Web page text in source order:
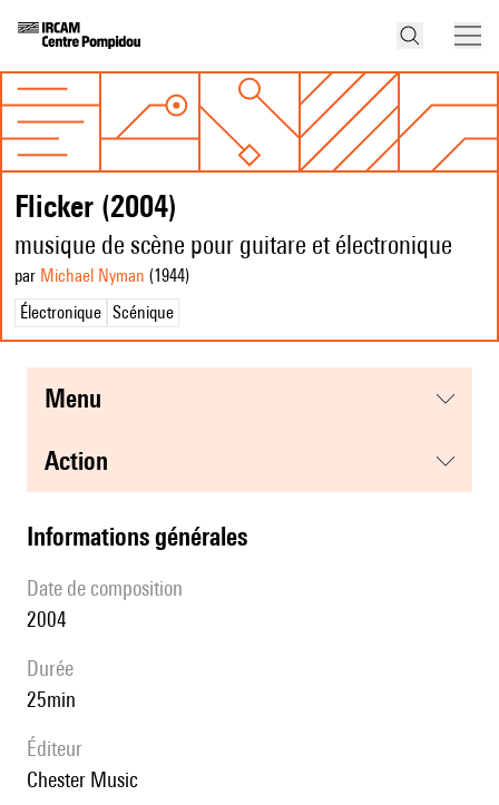
Flicker (2004)
musique de scène pour guitare et électronique
par Michael Nyman (1944)
Électronique Scénique
menu
action
informations générales
date de composition
2004
durée
25min
éditeur
Chester Music